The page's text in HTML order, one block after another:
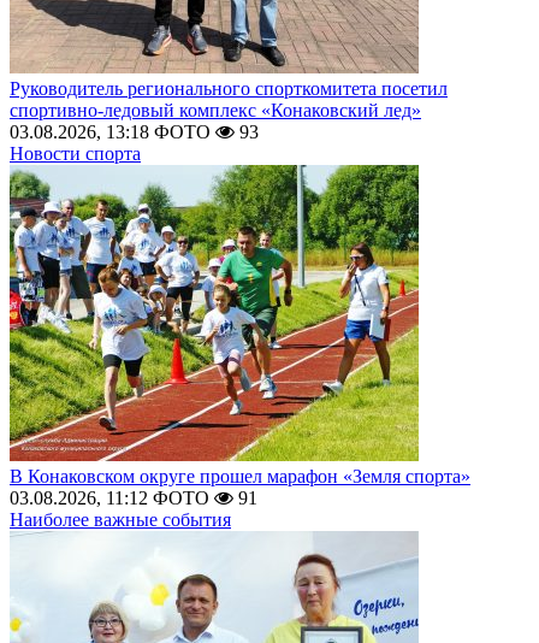
Руководитель регионального спорткомитета посетил
спортивно-ледовый комплекс «Конаковский лед»
03.08.2026, 13:18 ФОТО
93
Новости спорта
В Конаковском округе прошел марафон «Земля спорта»
03.08.2026, 11:12 ФОТО
91
Наиболее важные события